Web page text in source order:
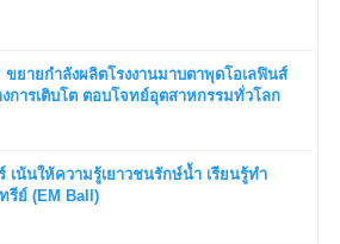
ขยายกำลังผลิตโรงงานมาบตาพุดโอเลฟินส์
การเติบโต ตอบโจทย์อุตสาหกรรมทั่วโลก
เน้นให้ความรู้เยาวชนรักษ์น้ำ เรียนรู้ทำ
รีย์ (EM Ball)